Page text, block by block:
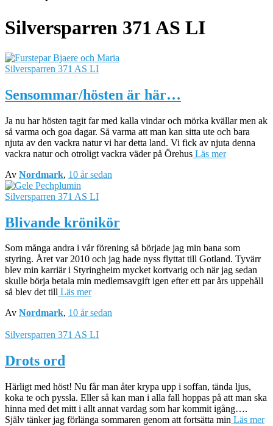
Silversparren 371 AS LI
Silversparren 371 AS LI
Sensommar/hösten är här…
Ja nu har hösten tagit far med kalla vindar och mörka kvällar men ak
så varma och goa dagar. Så varma att man kan sitta ute och bara
njuta av den vackra natur vi har detta land. Vi fick av njuta denna
vackra natur och otroligt vackra väder på Örehus Läs mer
Av Nordmark, 10 årsedan
Silversparren 371 AS LI
Blivande krönikör
Som många andra i vår förening så började jag min bana som
styring. Året var 2010 och jag hade nyss flyttat till Gotland. Tyvärr
blev min karriär i Styringheim mycket kortvarig och när jag sedan
skulle börja betala min medlemsavgift igen efter ett par års uppehåll
så blev det till Läs mer
Av Nordmark, 10 årsedan
Silversparren 371 AS LI
Drots ord
Härligt med höst! Nu får man åter krypa upp i soffan, tända ljus,
koka te och pyssla. Eller så kan man i alla fall hoppas på att man ska
hinna med det mitt i allt annat vardag som har kommit igång….
Själv tänker jag förlänga sommaren genom att fortsätta min Läs mer